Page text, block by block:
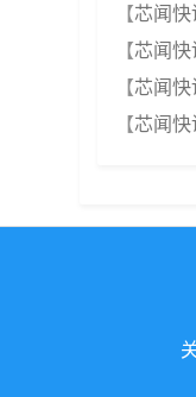
【芯闻快
【芯闻快
【芯闻快
【芯闻快